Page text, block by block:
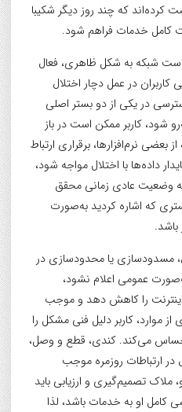
که چند روز دیگر شکیبا
کامل خدمات فراهم شود.
است شبکه به شکل ظاهری، فعال
کاربران در عمل دچار اختلال
در یکی از دو بستر اصلی
شود، کاربر ممکن است در باز
نرم‌افزارها، برقراری ارتباط
داده‌ها با اختلال مواجه شود،
به وضعیت عادی زمانی محقق
که اشاره کردید به‌صورت
باشد.
مسدودسازی یا محدودسازی در
عمومی اعلام نشود،
اینترنت را کاهش دهد و موجب
موارد، کاربر دلیل فنی مشکل را
احساس می‌کند. کندی، قطع و وصل،
ارتباطات روزمره موجب
ملاک تصمیم‌گیری و ارزیابی باید
کامل او به خدمات باشد، لذا